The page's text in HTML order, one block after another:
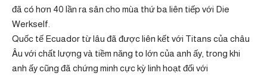
đã có hơn 40 lần ra sân cho mùa thứ ba liên tiếp với Die
Werkself.
Quốc tế Ecuador từ lâu đã được liên kết với Titans của châu
Âu với chất lượng và tiềm năng to lớn của anh ấy, trong khi
anh ấy cũng đã chứng minh cực kỳ linh hoạt đối với